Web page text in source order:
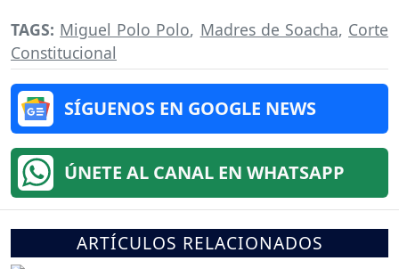
TAGS: Miguel Polo Polo, Madres de Soacha, Corte
Constitucional
SÍGUENOS EN GOOGLE NEWS
ÚNETE AL CANAL EN WHATSAPP
ARTÍCULOS RELACIONADOS